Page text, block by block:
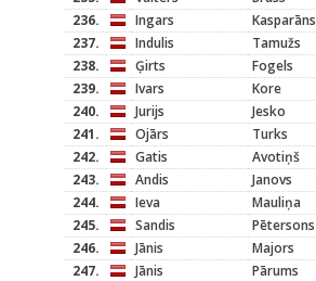
236.
Ingars
Kasparāns
237.
Indulis
Tamužs
238.
Ģirts Fogels
239.
Ivars
Kore
240.
Jurijs
Jesko
241.
Ojārs
Turks
242.
Gatis Avotiņš
243.
Andis Janovs
244.
Ieva Mauliņa
245.
Sandis Pētersons
246.
Jānis
Majors
247.
Jānis Pārums